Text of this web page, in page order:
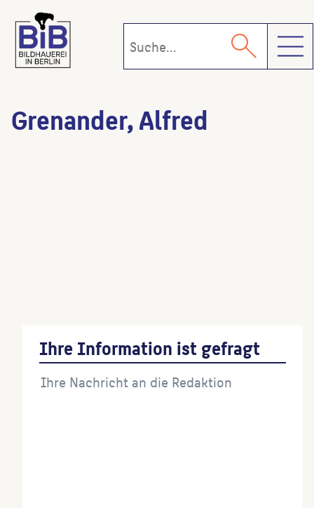
Grenander, Alfred
Ihre Information ist gefragt